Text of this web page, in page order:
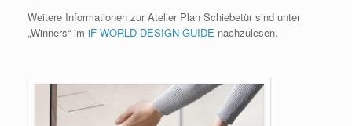
Weitere Informationen zur Atelier Plan Schiebetür sind unter
„Winners“ im iF WORLD DESIGN GUIDE nachzulesen.